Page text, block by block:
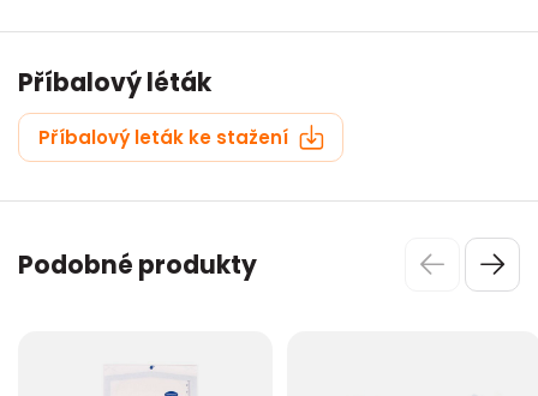
Příbalový léták
Příbalový leták ke stažení
Podobné produkty